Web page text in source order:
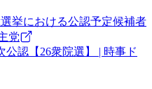
挙における公認予定候補者
党
公認【26衆院選】 | 時事ド